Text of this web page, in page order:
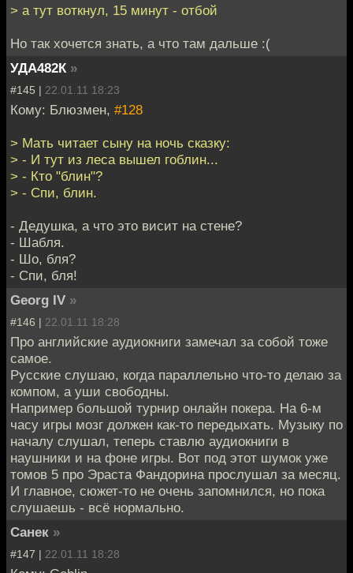
> а тут воткнул, 15 минут - отбой
Но так хочется знать, а что там дальше :(
УДА482К »
#145 | 22.01.11 18:23
Кому: Блюзмен, #128
> Мать читает сыну на ночь сказку:
> - И тут из леса вышел гоблин...
> - Кто "блин"?
> - Спи, блин.
- Дедушка, а что это висит на стене?
- Шабля.
- Шо, бля?
- Спи, бля!
Georg IV »
#146 | 22.01.11 18:28
Про английские аудиокниги замечал за собой тоже
самое.
Русские слушаю, когда параллельно что-то делаю за
компом, а уши свободны.
Например большой турнир онлайн покера. На 6-м
часу игры мозг должен как-то передыхать. Музыку по
началу слушал, теперь ставлю аудиокниги в
наушники и на фоне игры. Вот под этот шумок уже
томов 5 про Эраста Фандорина прослушал за месяц.
И главное, сюжет-то не очень запомнился, но пока
слушаешь - всё нормально.
Санек »
#147 | 22.01.11 18:28